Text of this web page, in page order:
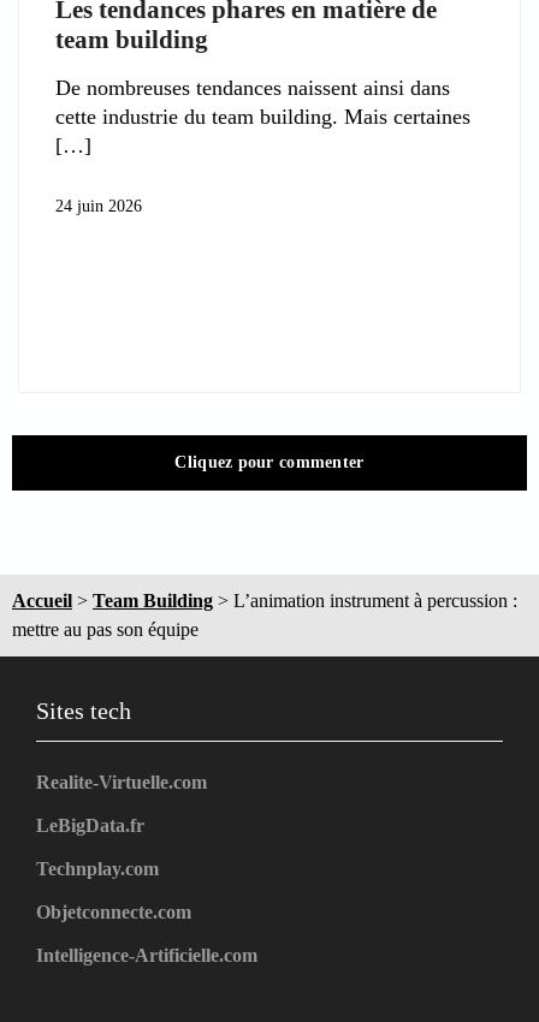
Les tendances phares en matière de
team building
De nombreuses tendances naissent ainsi dans
cette industrie du team building. Mais certaines
24 juin 2026
Cliquez pour commenter
Accueil > Team Building > L’animation instrument à percussion :
mettre au pas son équipe
Sites tech
Realite-Virtuelle.com
LeBigData.fr
Technplay.com
Objetconnecte.com
Intelligence-Artificielle.com